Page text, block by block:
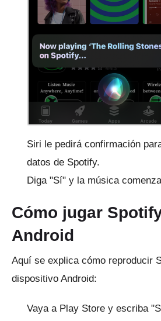
Siri le pedirá confirmación
datos de Spotify.
Diga "Sí" y la música
Cómo jugar
Android
Aquí se explica cómo reproducir
dispositivo Android:
Vaya a Play Store y escriba